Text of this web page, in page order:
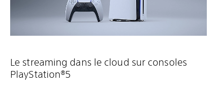
Le streaming dans le cloud sur consoles
PlayStation®5